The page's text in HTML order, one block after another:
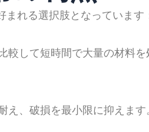
れる選択肢となっています
較して短時間で大量の材料を
え、破損を最小限に抑えます